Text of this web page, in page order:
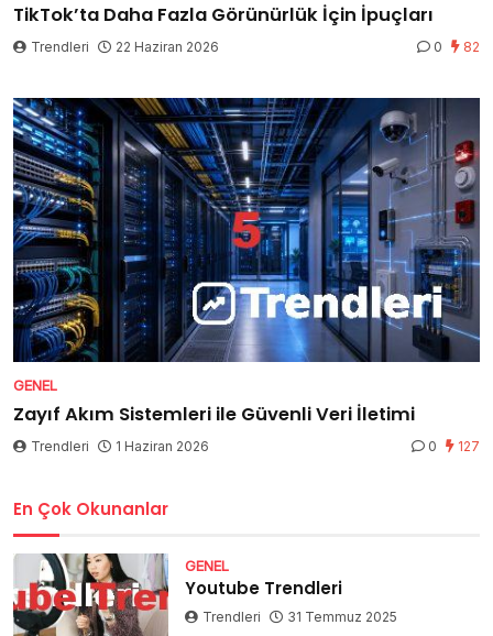
TikTok’ta Daha Fazla Görünürlük İçin İpuçları
Trendleri 22 Haziran 2026 0 82
GENEL
Zayıf Akım Sistemleri ile Güvenli Veri İletimi
Trendleri 1 Haziran 2026 0 127
En Çok Okunanlar
GENEL
Youtube Trendleri
Trendleri 31 Temmuz 2025